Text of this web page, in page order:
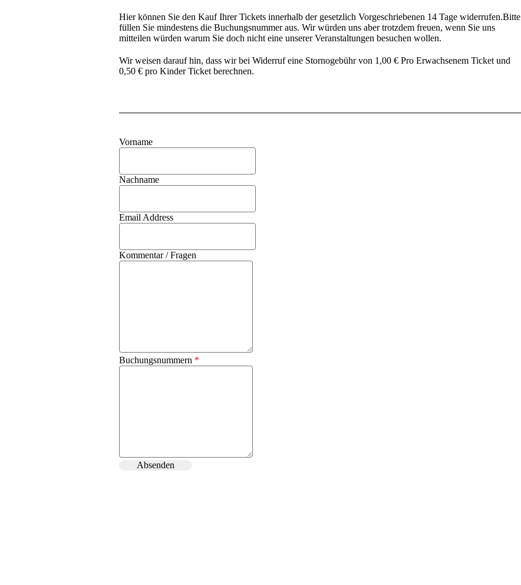
Hier können Sie den Kauf Ihrer Tickets innerhalb der gesetzlich Vorgeschriebenen 14 Tage widerrufen.Bitte
füllen Sie mindestens die Buchungsnummer aus. Wir würden uns aber trotzdem freuen, wenn Sie uns
mitteilen würden warum Sie doch nicht eine unserer Veranstaltungen besuchen wollen.
Wir weisen darauf hin, dass wir bei Widerruf eine Stornogebühr von 1,00 € Pro Erwachsenem Ticket und
0,50 € pro Kinder Ticket berechnen.
Vorname
Nachname
Email Address
Kommentar / Fragen
Buchungsnummern *